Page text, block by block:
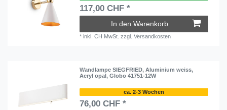
117,00 CHF *
In den Warenkorb
*inkl. CH MwSt. zzgl.Versandkosten
Wandlampe SIEGFRIED, Aluminium weiss,
Acryl opal, Globo 41751-12W
ca. 2-3 Wochen
76,00 CHF *